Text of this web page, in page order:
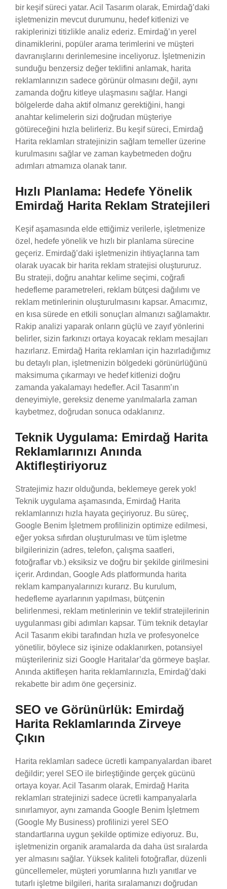
bir keşif süreci yatar. Acil Tasarım olarak, Emirdağ’daki
işletmenizin mevcut durumunu, hedef kitlenizi ve
rakiplerinizi titizlikle analiz ederiz. Emirdağ’ın yerel
dinamiklerini, popüler arama terimlerini ve müşteri
davranışlarını derinlemesine inceliyoruz. İşletmenizin
sunduğu benzersiz değer teklifini anlamak, harita
reklamlarınızın sadece görünür olmasını değil, aynı
zamanda doğru kitleye ulaşmasını sağlar. Hangi
bölgelerde daha aktif olmanız gerektiğini, hangi
anahtar kelimelerin sizi doğrudan müşteriye
götüreceğini hızla belirleriz. Bu keşif süreci, Emirdağ
Harita reklamları stratejinizin sağlam temeller üzerine
kurulmasını sağlar ve zaman kaybetmeden doğru
adımları atmamıza olanak tanır.
Hızlı Planlama: Hedefe Yönelik
Emirdağ Harita Reklam Stratejileri
Keşif aşamasında elde ettiğimiz verilerle, işletmenize
özel, hedefe yönelik ve hızlı bir planlama sürecine
geçeriz. Emirdağ’daki işletmenizin ihtiyaçlarına tam
olarak uyacak bir harita reklam stratejisi oluştururuz.
Bu strateji, doğru anahtar kelime seçimi, coğrafi
hedefleme parametreleri, reklam bütçesi dağılımı ve
reklam metinlerinin oluşturulmasını kapsar. Amacımız,
en kısa sürede en etkili sonuçları almanızı sağlamaktır.
Rakip analizi yaparak onların güçlü ve zayıf yönlerini
belirler, sizin farkınızı ortaya koyacak reklam mesajları
hazırlarız. Emirdağ Harita reklamları için hazırladığımız
bu detaylı plan, işletmenizin bölgedeki görünürlüğünü
maksimuma çıkarmayı ve hedef kitlenizi doğru
zamanda yakalamayı hedefler. Acil Tasarım’ın
deneyimiyle, gereksiz deneme yanılmalarla zaman
kaybetmez, doğrudan sonuca odaklanırız.
Teknik Uygulama: Emirdağ Harita
Reklamlarınızı Anında
Aktifleştiriyoruz
Stratejimiz hazır olduğunda, beklemeye gerek yok!
Teknik uygulama aşamasında, Emirdağ Harita
reklamlarınızı hızla hayata geçiriyoruz. Bu süreç,
Google Benim İşletmem profilinizin optimize edilmesi,
eğer yoksa sıfırdan oluşturulması ve tüm işletme
bilgilerinizin (adres, telefon, çalışma saatleri,
fotoğraflar vb.) eksiksiz ve doğru bir şekilde girilmesini
içerir. Ardından, Google Ads platformunda harita
reklam kampanyalarınızı kurarız. Bu kurulum,
hedefleme ayarlarının yapılması, bütçenin
belirlenmesi, reklam metinlerinin ve teklif stratejilerinin
uygulanması gibi adımları kapsar. Tüm teknik detaylar
Acil Tasarım ekibi tarafından hızla ve profesyonelce
yönetilir, böylece siz işinize odaklanırken, potansiyel
müşterileriniz sizi Google Haritalar’da görmeye başlar.
Anında aktifleşen harita reklamlarınızla, Emirdağ’daki
rekabette bir adım öne geçersiniz.
SEO ve Görünürlük: Emirdağ
Harita Reklamlarında Zirveye
Çıkın
Harita reklamları sadece ücretli kampanyalardan ibaret
değildir; yerel SEO ile birleştiğinde gerçek gücünü
ortaya koyar. Acil Tasarım olarak, Emirdağ Harita
reklamları stratejinizi sadece ücretli kampanyalarla
sınırlamıyor, aynı zamanda Google Benim İşletmem
(Google My Business) profilinizi yerel SEO
standartlarına uygun şekilde optimize ediyoruz. Bu,
işletmenizin organik aramalarda da daha üst sıralarda
yer almasını sağlar. Yüksek kaliteli fotoğraflar, düzenli
güncellemeler, müşteri yorumlarına hızlı yanıtlar ve
tutarlı işletme bilgileri, harita sıralamanızı doğrudan